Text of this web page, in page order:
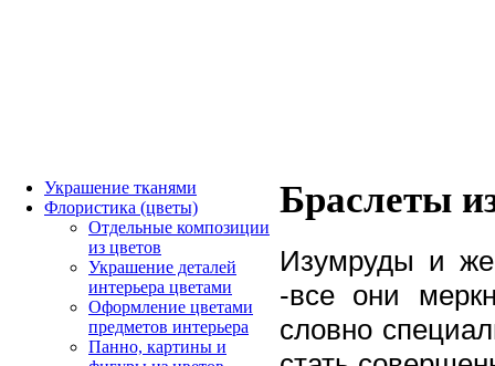
Украшение тканями
Флористика (цветы)
Отдельные композиции
из цветов
Украшение деталей
интерьера цветами
Оформление цветами
предметов интерьера
Панно, картины и
Браслеты
Изумруды и
-все они
словно